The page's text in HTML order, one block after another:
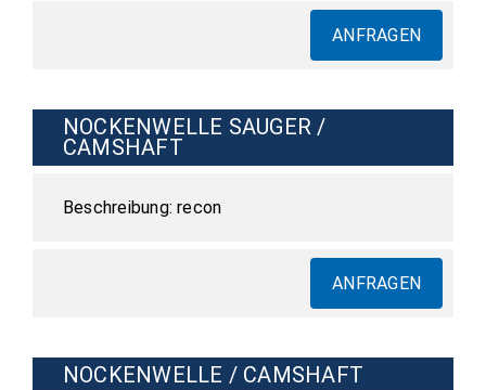
ANFRAGEN
NOCKENWELLE SAUGER /
CAMSHAFT
recon
ANFRAGEN
NOCKENWELLE / CAMSHAFT